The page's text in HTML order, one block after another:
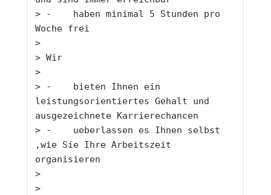
>
-    haben minimal 5 Stunden pro
Woche frei
>
> Wir
>
>
-    bieten Ihnen ein
leistungsorientiertes Gehalt und
ausgezeichnete Karrierechancen
>
-    ueberlassen es Ihnen selbst
,wie Sie Ihre Arbeitszeit
organisieren
>
>